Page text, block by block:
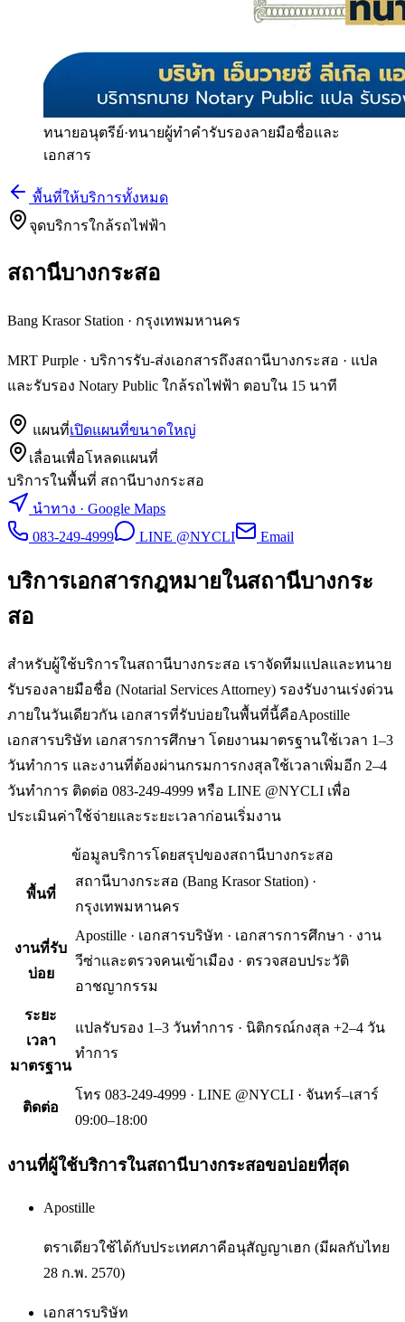
ทนายอนุตรีย์·ทนายผู้ทำคำรับรองลายมือชื่อและ
เอกสาร
พื้นที่ให้บริการทั้งหมด
จุดบริการใกล้รถไฟฟ้า
สถานีบางกระสอ
Bang Krasor Station · กรุงเทพมหานคร
MRT Purple · บริการรับ-ส่งเอกสารถึงสถานีบางกระสอ · แปล
และรับรอง Notary Public ใกล้รถไฟฟ้า ตอบใน 15 นาที
แผนที่เปิดแผนที่ขนาดใหญ่
เลื่อนเพื่อโหลดแผนที่
บริการในพื้นที่ สถานีบางกระสอ
นำทาง · Google Maps
083-249-4999
LINE @NYCLI Email
บริการเอกสารกฎหมายในสถานีบางกระ
สอ
สำหรับผู้ใช้บริการในสถานีบางกระสอ เราจัดทีมแปลและทนาย
รับรองลายมือชื่อ (Notarial Services Attorney) รองรับงานเร่งด่วน
ภายในวันเดียวกัน เอกสารที่รับบ่อยในพื้นที่นี้คือApostille
เอกสารบริษัท เอกสารการศึกษา โดยงานมาตรฐานใช้เวลา 1–3
วันทำการ และงานที่ต้องผ่านกรมการกงสุลใช้เวลาเพิ่มอีก 2–4
วันทำการ ติดต่อ 083-249-4999 หรือ LINE @NYCLI เพื่อ
ประเมินค่าใช้จ่ายและระยะเวลาก่อนเริ่มงาน
ข้อมูลบริการโดยสรุปของสถานีบางกระสอ
พื้นที่
สถานีบางกระสอ (Bang Krasor Station) ·
กรุงเทพมหานคร
งานที่รับ
บ่อย
Apostille · เอกสารบริษัท · เอกสารการศึกษา · งาน
วีซ่าและตรวจคนเข้าเมือง · ตรวจสอบประวัติ
อาชญากรรม
ระยะ
เวลา
มาตรฐาน
แปลรับรอง 1–3 วันทำการ · นิติกรณ์กงสุล +2–4 วัน
ทำการ
ติดต่อ
โทร 083-249-4999 · LINE @NYCLI · จันทร์–เสาร์
09:00–18:00
งานที่ผู้ใช้บริการในสถานีบางกระสอขอบ่อยที่สุด
Apostille
ตราเดียวใช้ได้กับประเทศภาคีอนุสัญญาเฮก (มีผลกับไทย
28 ก.พ. 2570)
เอกสารบริษัท